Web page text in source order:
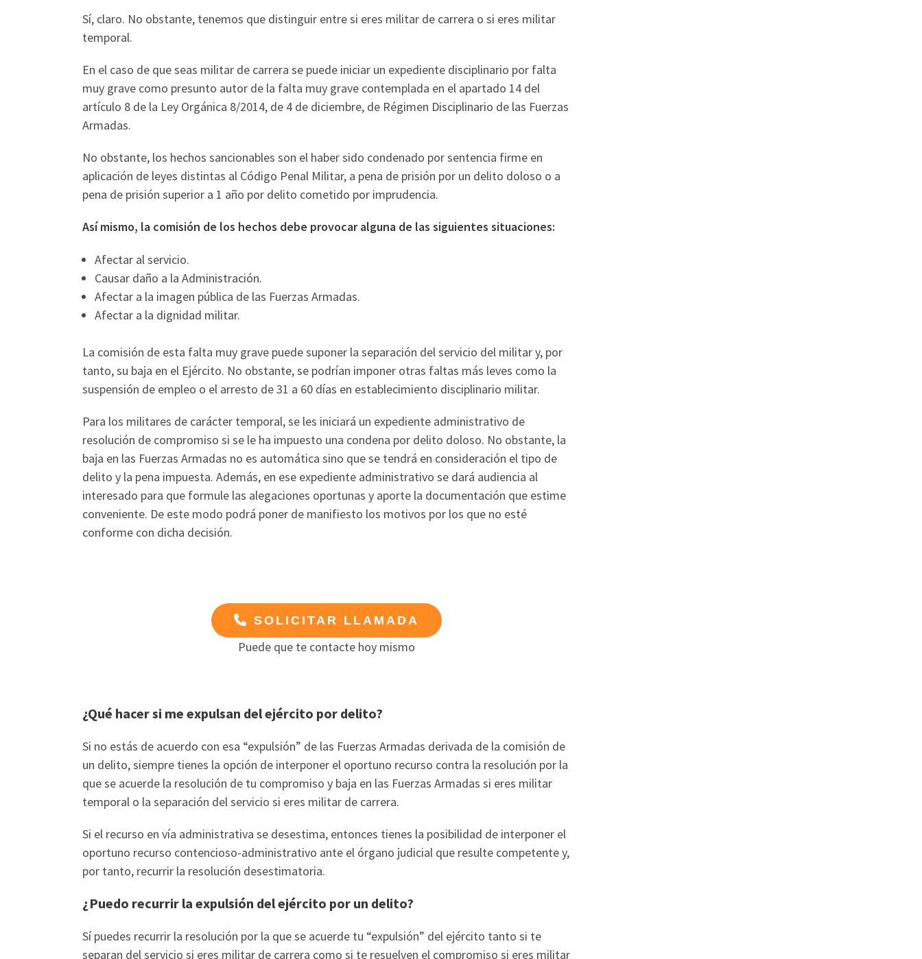
Sí, claro. No obstante, tenemos que distinguir entre si eres militar de carrera o si eres militar
temporal.
En el caso de que seas militar de carrera se puede iniciar un expediente disciplinario por falta
muy grave como presunto autor de la falta muy grave contemplada en el apartado 14 del
artículo 8 de la Ley Orgánica 8/2014, de 4 de diciembre, de Régimen Disciplinario de las Fuerzas
Armadas.
No obstante, los hechos sancionables son el haber sido condenado por sentencia firme en
aplicación de leyes distintas al Código Penal Militar, a pena de prisión por un delito doloso o a
pena de prisión superior a 1 año por delito cometido por imprudencia.
Así mismo, la comisión de los hechos debe provocar alguna de las siguientes situaciones:
Afectar al servicio.
Causar daño a la Administración.
Afectar a la imagen pública de las Fuerzas Armadas.
Afectar a la dignidad militar.
La comisión de esta falta muy grave puede suponer la separación del servicio del militar y, por
tanto, su baja en el Ejército. No obstante, se podrían imponer otras faltas más leves como la
suspensión de empleo o el arresto de 31 a 60 días en establecimiento disciplinario militar.
Para los militares de carácter temporal, se les iniciará un expediente administrativo de
resolución de compromiso si se le ha impuesto una condena por delito doloso. No obstante, la
baja en las Fuerzas Armadas no es automática sino que se tendrá en consideración el tipo de
delito y la pena impuesta. Además, en ese expediente administrativo se dará audiencia al
interesado para que formule las alegaciones oportunas y aporte la documentación que estime
conveniente. De este modo podrá poner de manifiesto los motivos por los que no esté
conforme con dicha decisión.
SOLICITAR LLAMADA
Puede que te contacte hoy mismo
¿Qué hacer si me expulsan del ejército por delito?
Si no estás de acuerdo con esa “expulsión” de las Fuerzas Armadas derivada de la comisión de
un delito, siempre tienes la opción de interponer el oportuno recurso contra la resolución por la
que se acuerde la resolución de tu compromiso y baja en las Fuerzas Armadas si eres militar
temporal o la separación del servicio si eres militar de carrera.
Si el recurso en vía administrativa se desestima, entonces tienes la posibilidad de interponer el
oportuno recurso contencioso-administrativo ante el órgano judicial que resulte competente y,
por tanto, recurrir la resolución desestimatoria.
¿Puedo recurrir la expulsión del ejército por un delito?
Sí puedes recurrir la resolución por la que se acuerde tu “expulsión” del ejército tanto si te
separan del servicio si eres militar de carrera como si te resuelven el compromiso si eres militar